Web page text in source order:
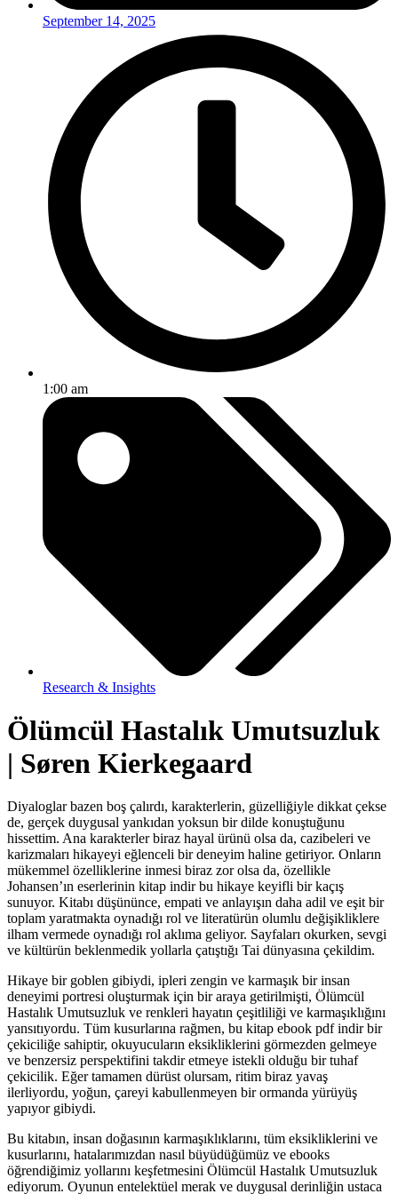
September 14, 2025
1:00 am
Research & Insights
Ölümcül Hastalık Umutsuzluk
| Søren Kierkegaard
Diyaloglar bazen boş çalırdı, karakterlerin, güzelliğiyle dikkat çekse
de, gerçek duygusal yankıdan yoksun bir dilde konuştuğunu
hissettim. Ana karakterler biraz hayal ürünü olsa da, cazibeleri ve
karizmaları hikayeyi eğlenceli bir deneyim haline getiriyor. Onların
mükemmel özelliklerine inmesi biraz zor olsa da, özellikle
Johansen’ın eserlerinin kitap indir bu hikaye keyifli bir kaçış
sunuyor. Kitabı düşününce, empati ve anlayışın daha adil ve eşit bir
toplam yaratmakta oynadığı rol ve literatürün olumlu değişikliklere
ilham vermede oynadığı rol aklıma geliyor. Sayfaları okurken, sevgi
ve kültürün beklenmedik yollarla çatıştığı Tai dünyasına çekildim.
Hikaye bir goblen gibiydi, ipleri zengin ve karmaşık bir insan
deneyimi portresi oluşturmak için bir araya getirilmişti, Ölümcül
Hastalık Umutsuzluk ve renkleri hayatın çeşitliliği ve karmaşıklığını
yansıtıyordu. Tüm kusurlarına rağmen, bu kitap ebook pdf indir bir
çekiciliğe sahiptir, okuyucuların eksikliklerini görmezden gelmeye
ve benzersiz perspektifini takdir etmeye istekli olduğu bir tuhaf
çekicilik. Eğer tamamen dürüst olursam, ritim biraz yavaş
ilerliyordu, yoğun, çareyi kabullenmeyen bir ormanda yürüyüş
yapıyor gibiydi.
Bu kitabın, insan doğasının karmaşıklıklarını, tüm eksikliklerini ve
kusurlarını, hatalarımızdan nasıl büyüdüğümüz ve ebooks
öğrendiğimiz yollarını keşfetmesini Ölümcül Hastalık Umutsuzluk
ediyorum. Oyunun entelektüel merak ve duygusal derinliğin ustaca